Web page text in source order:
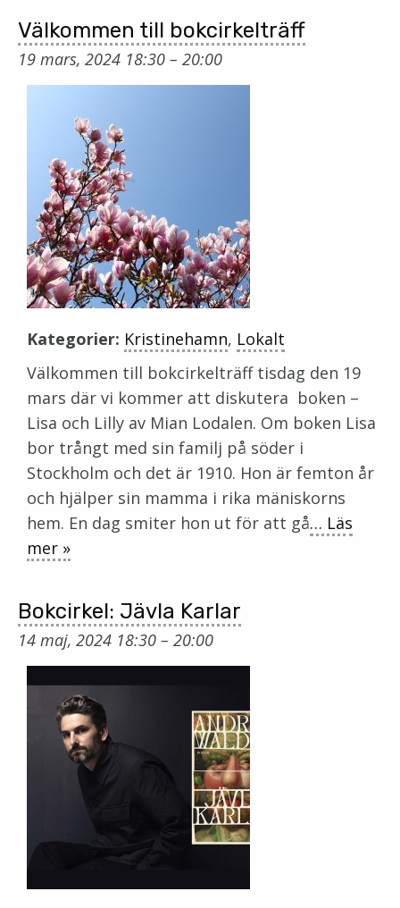
Välkommen till bokcirkelträff
19 mars, 2024 18:30 – 20:00
Kategorier: Kristinehamn, Lokalt
Välkommen till bokcirkelträff tisdag den 19
mars där vi kommer att diskutera boken –
Lisa och Lilly av Mian Lodalen. Om boken Lisa
bor trångt med sin familj på söder i
Stockholm och det är 1910. Hon är femton år
och hjälper sin mamma i rika mäniskorns
hem. En dag smiter hon ut för att gå… Läs
mer »
Bokcirkel: Jävla Karlar
14 maj, 2024 18:30 – 20:00